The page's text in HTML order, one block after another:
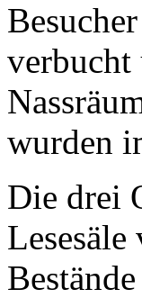
verbucht
wurden
Die drei